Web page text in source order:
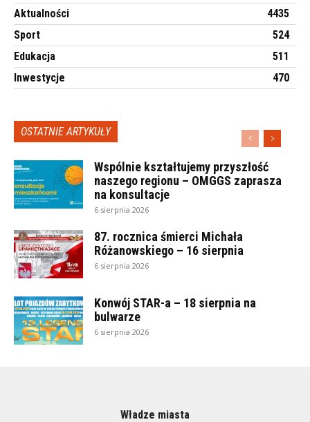
Aktualności
4435
Sport
524
Edukacja
511
Inwestycje
470
OSTATNIE ARTYKUŁY
Wspólnie kształtujemy przyszłość
naszego regionu – OMGGS zaprasza
na konsultacje
6 sierpnia 2026
87. rocznica śmierci Michała
Różanowskiego – 16 sierpnia
6 sierpnia 2026
Konwój STAR-a – 18 sierpnia na
bulwarze
6 sierpnia 2026
Władze miasta